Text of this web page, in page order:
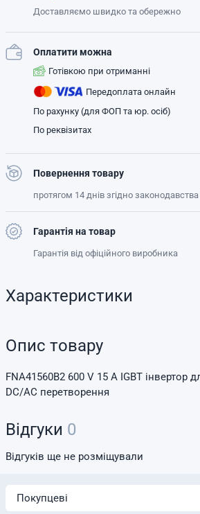
Доставляємо швидко та обережно
Оплатити можна
Готівкою при отриманні
Передоплата онлайн
По рахунку (для ФОП та юр. осіб)
По реквізитах
Повернення товару
протягом 14 днів згідно законодавства
Гарантія на товар
Гарантія від офіційного виробника
Характеристики
Опис товару
FNA41560B2 600 V 15 A IGBT інвертор
DC/AC перетворення
Відгуки 0
Відгуків ще не розміщували
Покупцеві